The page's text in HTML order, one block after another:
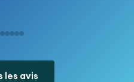
les avis